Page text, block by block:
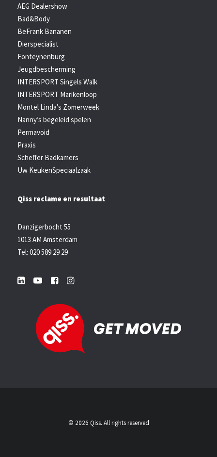
AEG Dealershow
Bad&Body
BeFrank Bananen
Dierspecialist
Fonteynenburg
Jeugdbescherming
INTERSPORT Singels Walk
INTERSPORT Marikenloop
Montel Linda’s Zomerweek
Nanny’s begeleid spelen
Permavoid
Praxis
Scheffer Badkamers
Uw KeukenSpeciaalzaak
Qiss reclame en resultaat
Danzigerbocht 55
1013 AM Amsterdam
Tel: 020 589 29 29
© 2026 Qiss. All rights reserved